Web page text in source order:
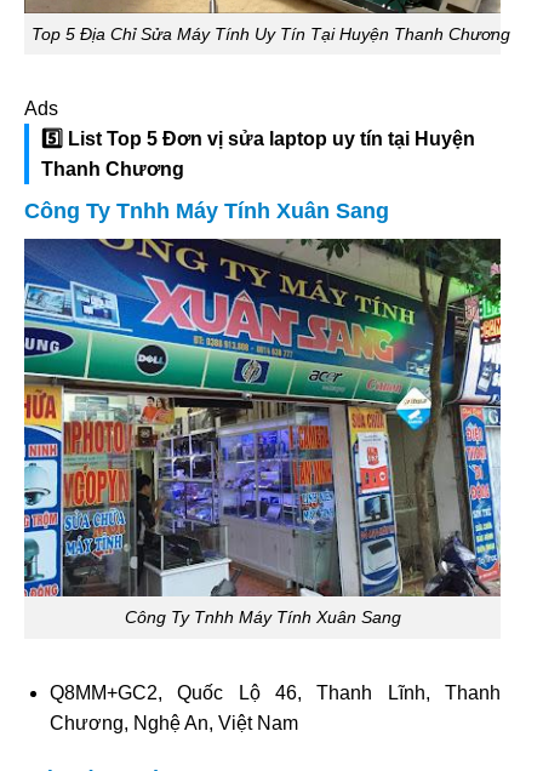
Top 5 Địa Chỉ Sửa Máy Tính Uy Tín Tại Huyện Thanh Chương
Ads
5️⃣ List Top 5 Đơn vị sửa laptop uy tín tại Huyện
Thanh Chương
Công Ty Tnhh Máy Tính Xuân Sang
Công Ty Tnhh Máy Tính Xuân Sang
Q8MM+GC2, Quốc Lộ 46, Thanh Lĩnh, Thanh
Chương, Nghệ An, Việt Nam